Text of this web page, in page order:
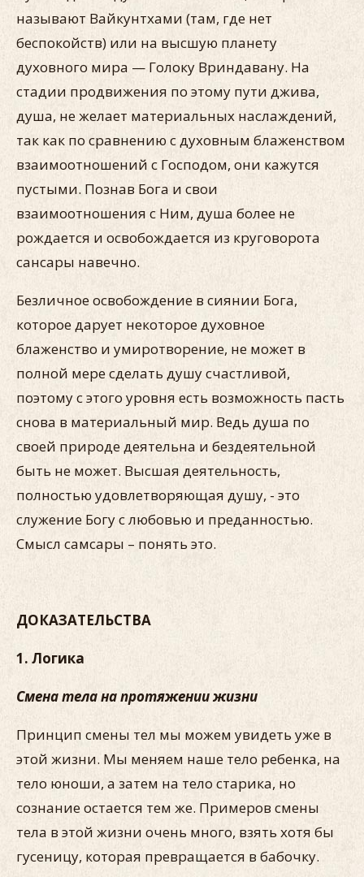
называют Вайкунтхами (там, где нет
беспокойств) или на высшую планету
духовного мира — Голоку Вриндавану. На
стадии продвижения по этому пути джива,
душа, не желает материальных наслаждений,
так как по сравнению с духовным блаженством
взаимоотношений с Господом, они кажутся
пустыми. Познав Бога и свои
взаимоотношения с Ним, душа более не
рождается и освобождается из круговорота
сансары навечно.
Безличное освобождение в сиянии Бога,
которое дарует некоторое духовное
блаженство и умиротворение, не может в
полной мере сделать душу счастливой,
поэтому с этого уровня есть возможность пасть
снова в материальный мир. Ведь душа по
своей природе деятельна и бездеятельной
быть не может. Высшая деятельность,
полностью удовлетворяющая душу, - это
служение Богу с любовью и преданностью.
Смысл самсары – понять это.
ДОКАЗАТЕЛЬСТВА
1. Логика
Смена тела на протяжении жизни
Принцип смены тел мы можем увидеть уже в
этой жизни. Мы меняем наше тело ребенка, на
тело юноши, а затем на тело старика, но
сознание остается тем же. Примеров смены
тела в этой жизни очень много, взять хотя бы
гусеницу, которая превращается в бабочку.